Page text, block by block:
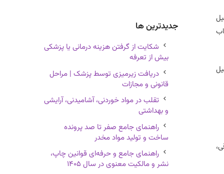
جدیدترین ها
شکایت از گرفتن هزینه درمانی یا پزشکی
بیش از تعرفه
دریافت زیرمیزی توسط پزشک | مراحل
قانونی و مجازات
تقلب در مواد خوردنی، آشامیدنی، آرایشی
و بهداشتی
راهنمای جامع صفر تا صد پرونده
ساخت و تولید مواد مخدر
راهنمای جامع و حرفه‌ای قوانین چاپ،
نشر و مالکیت معنوی در سال ۱۴۰۵